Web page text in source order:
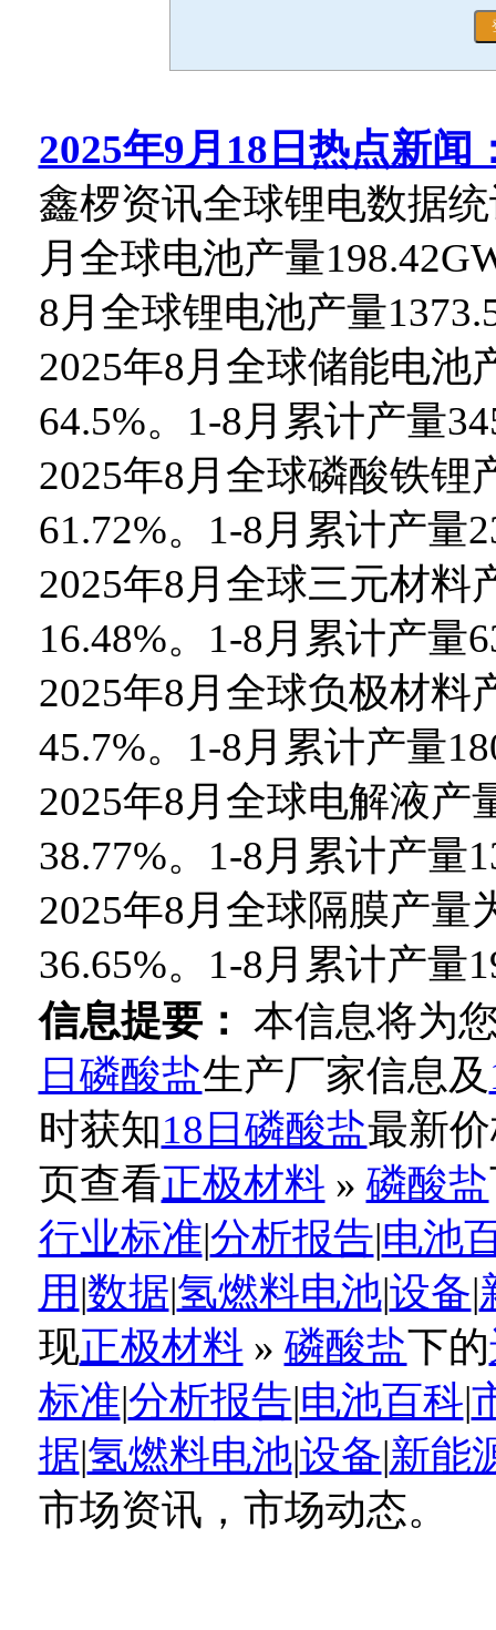
2025年9月18日热点新闻
鑫椤资讯全球锂电数据
月全球电池产量
8月全球锂电池产量
2025年8月全球储能电池
64.5%。1-8月累计产量
2025年8月全球磷酸铁锂
61.72%。1-8月累计产量
2025年8月全球三元材料
16.48%。1-8月累计产量
2025年8月全球负极材料
45.7%。1-8月累计产量
2025年8月全球电解液产
38.77%。1-8月累计产量
2025年8月全球隔膜产量
36.65%。1-8月累计产
信息提要： 本信息将为
日磷酸盐生产厂家信息及
时获知18日磷酸盐最新
页查看正极材料 » 磷酸盐
行业标准|分析报告|电池
用|数据|氢燃料电池|设备|
现正极材料 » 磷酸盐下的
标准|分析报告|电池百科|
据|氢燃料电池|设备|新能
市场资讯，市场动态。